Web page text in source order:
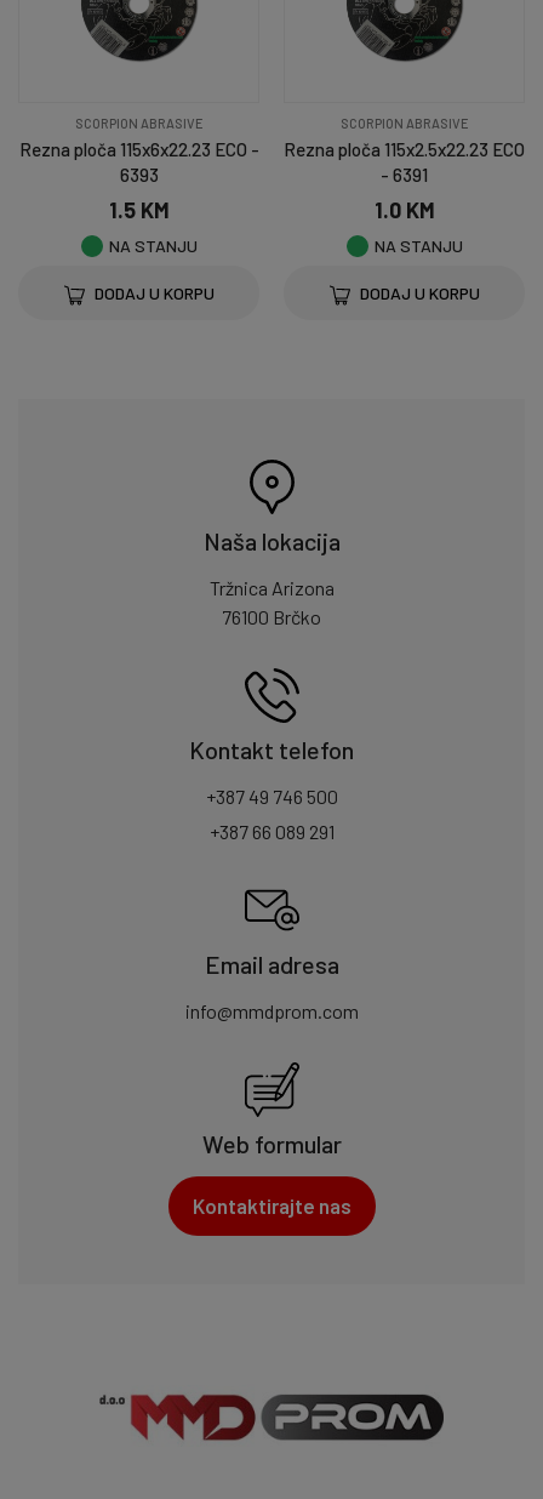
SCORPION ABRASIVE
Rezna ploča 115x6x22.23 ECO -
6393
1.5 KM
NA STANJU
DODAJ U KORPU
SCORPION ABRASIVE
Rezna ploča 115x2.5x22.23 ECO
- 6391
1.0 KM
NA STANJU
DODAJ U KORPU
Naša lokacija
Tržnica Arizona
76100 Brčko
Kontakt telefon
+387 49 746 500
+387 66 089 291
Email adresa
info@mmdprom.com
Web formular
Kontaktirajte nas